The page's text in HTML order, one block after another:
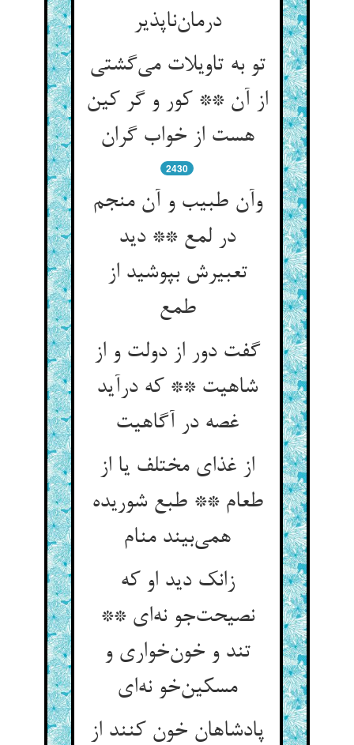
درمان‌ناپذیر
تو به تاویلات می‌گشتی
از آن ** کور و گر کین
هست از خواب گران
2430
وآن طبیب و آن منجم
در لمع ** دید
تعبیرش بپوشید از
طمع
گفت دور از دولت و از
شاهیت ** که درآید
غصه در آگاهیت
از غذای مختلف یا از
طعام ** طبع شوریده
همی‌بیند منام
زانک دید او که
نصیحت‌جو نه‌ای **
تند و خون‌خواری و
مسکین‌خو نه‌ای
پادشاهان خون کنند از